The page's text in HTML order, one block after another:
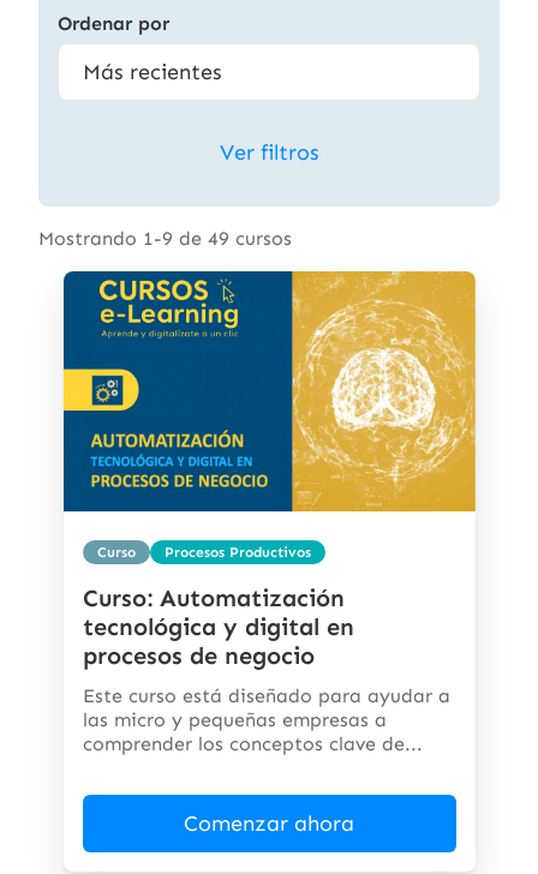
Ordenar por
Ver filtros
Mostrando 1-9 de 49 cursos
Curso Procesos Productivos
Curso: Automatización
tecnológica y digital en
procesos de negocio
Este curso está diseñado para ayudar a
las micro y pequeñas empresas a
comprender los conceptos clave de...
Comenzar ahora